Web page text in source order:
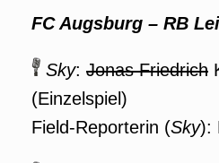
FC Augsburg – RB
Sky: Jonas Friedrich
(Einzelspiel)
Field-Reporterin (Sky):